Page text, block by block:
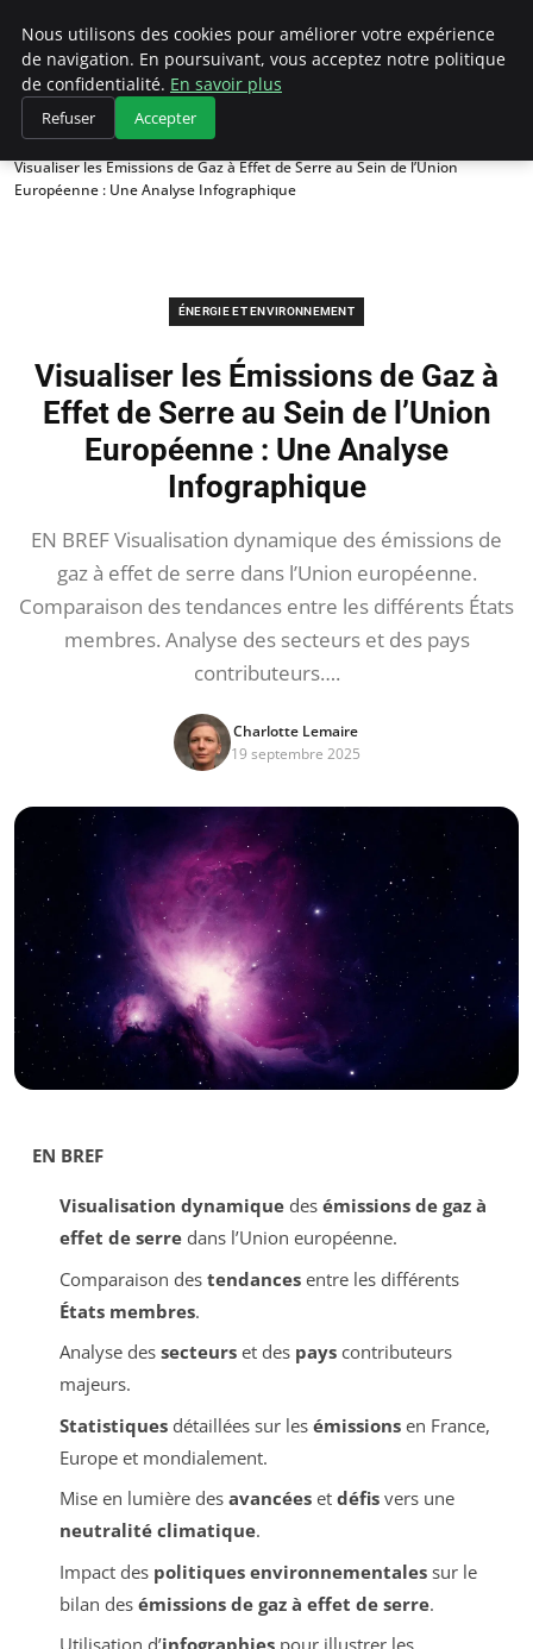
Climategatecountryclub.com
Accueil
Énergie et environnement
Visualiser les Émissions de Gaz à Effet de Serre au Sein de l’Union
Européenne : Une Analyse Infographique
ÉNERGIE ET ENVIRONNEMENT
Visualiser les Émissions de Gaz à
Effet de Serre au Sein de l’Union
Européenne : Une Analyse
Infographique
EN BREF Visualisation dynamique des émissions de
gaz à effet de serre dans l’Union européenne.
Comparaison des tendances entre les différents États
membres. Analyse des secteurs et des pays
contributeurs….
Charlotte Lemaire
19 septembre 2025
EN BREF
Visualisation dynamiquedes émissions de gaz à
effet de serredans l’Union européenne.
Comparaison des tendancesentre les différents
États membres.
Analyse des secteurset des payscontributeurs
majeurs.
Statistiquesdétaillées sur les émissionsen France,
Europe et mondialement.
Mise en lumière des avancéeset défisvers une
neutralité climatique.
Impact des politiques environnementalessur le
bilan des émissions de gaz à effet de serre.
Nous utilisons des cookies pour améliorer votre expérience
de navigation. En poursuivant, vous acceptez notre politique
de confidentialité. En savoir plus
Refuser Accepter